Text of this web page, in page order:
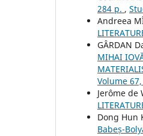
284 p. ,
Andreea
GÂRDAN
MIHAI
Volume
Jerôme de
Dong Hun
Babeș-